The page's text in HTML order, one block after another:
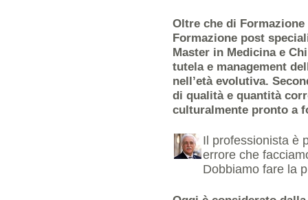
Oltre che di
Formazione post
Master in Medicina e
tutela e management
nell’età evolutiva.
di qualità e quantità
culturalmente pronto a
Il professionista è
errore che
Dobbiamo fare la